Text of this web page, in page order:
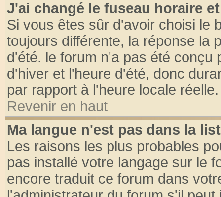
J'ai changé le fuseau horaire
Si vous êtes sûr d'avoir choisi le
toujours différente, la réponse la
d'été. le forum n'a pas été conçu
d'hiver et l'heure d'été, donc
par rapport à l'heure locale réelle.
Revenir en haut
Ma langue n'est pas dans la
Les raisons les plus probables
pas installé votre langage sur le
encore traduit ce forum dans